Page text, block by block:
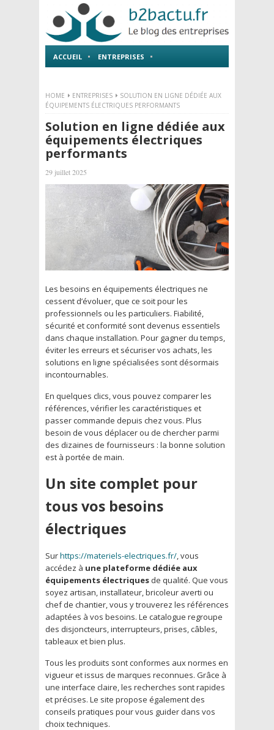
ACCUEIL ENTREPRISES
HOME ENTREPRISES
SOLUTION EN LIGNE DÉDIÉE AUX
ÉQUIPEMENTS ÉLECTRIQUES PERFORMANTS
Solution en ligne dédiée aux
équipements électriques
performants
29 juillet 2025
Les besoins en équipements électriques ne
cessent d’évoluer, que ce soit pour les
professionnels ou les particuliers. Fiabilité,
sécurité et conformité sont devenus essentiels
dans chaque installation. Pour gagner du temps,
éviter les erreurs et sécuriser vos achats, les
solutions en ligne spécialisées sont désormais
incontournables.
En quelques clics, vous pouvez comparer les
références, vérifier les caractéristiques et
passer commande depuis chez vous. Plus
besoin de vous déplacer ou de chercher parmi
des dizaines de fournisseurs : la bonne solution
est à portée de main.
Un site complet pour
tous vos besoins
électriques
Surhttps://materiels-electriques.fr/, vous
accédez à une plateforme dédiée aux
équipements électriques de qualité. Que vous
soyez artisan, installateur, bricoleur averti ou
chef de chantier, vous y trouverez les références
adaptées à vos besoins. Le catalogue regroupe
des disjoncteurs, interrupteurs, prises, câbles,
tableaux et bien plus.
Tous les produits sont conformes aux normes en
vigueur et issus de marques reconnues. Grâce à
une interface claire, les recherches sont rapides
et précises. Le site propose également des
conseils pratiques pour vous guider dans vos
choix techniques.